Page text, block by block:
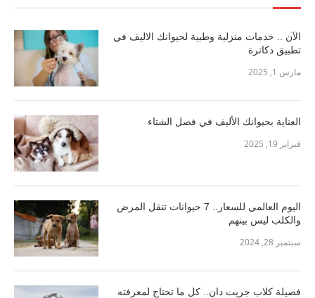
الآن .. خدمات منزلية وطبية لحيوانك الاليف في
تطبيق دكاترة
مارس 1, 2025
العناية بحيوانك الأليف في فصل الشتاء
فبراير 19, 2025
اليوم العالمي للسعار.. 7 حيوانات تنقل المرض
والكلب ليس بينهم
سبتمبر 28, 2024
فصيلة كلاب جريت دان.. كل ما تحتاج لمعرفته